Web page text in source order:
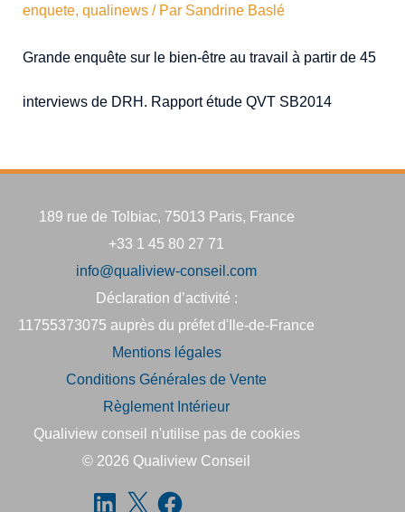
enquete,qualinews / Par Sandrine Baslé
Grande enquête sur le bien-être au travail à partir de 45
interviews de DRH. Rapport étude QVT SB2014
189 rue de Tolbiac, 75013 Paris, France
+33 1 45 80 27 71
info@qualiview-conseil.com
Déclaration d’activité :
11755373075 auprès du préfet d'Ile-de-France
Mentions légales
Conditions Générales de Vente
Règlement Intérieur
Qualiview conseil n'utilise pas de cookies
© 2026 Qualiview Conseil